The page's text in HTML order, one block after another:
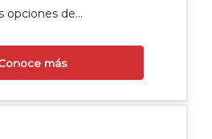
opciones de…
más